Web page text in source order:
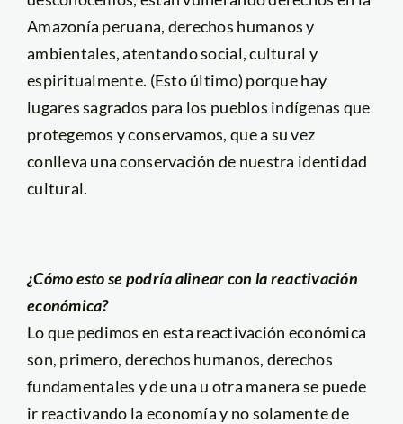
Amazonía peruana, derechos humanos y
ambientales, atentando social, cultural y
espiritualmente. (Esto último) porque hay
lugares sagrados para los pueblos indígenas que
protegemos y conservamos, que a su vez
conlleva una conservación de nuestra identidad
cultural.
¿Cómo esto se podría alinear con la reactivación
económica?
Lo que pedimos en esta reactivación económica
son, primero, derechos humanos, derechos
fundamentales y de una u otra manera se puede
ir reactivando la economía y no solamente de